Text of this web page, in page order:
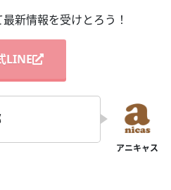
新情報を受けとろう！
LINE